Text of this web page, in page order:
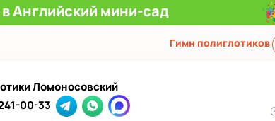
Английский мини-сад
Гимн полиглотиков
Ломоносовский
00-33